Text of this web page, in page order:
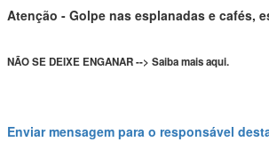
Atenção - Golpe nas esplanadas e cafés,
NÃO SE DEIXE ENGANAR --> Saiba mais aqui.
Enviar mensagem para o responsável